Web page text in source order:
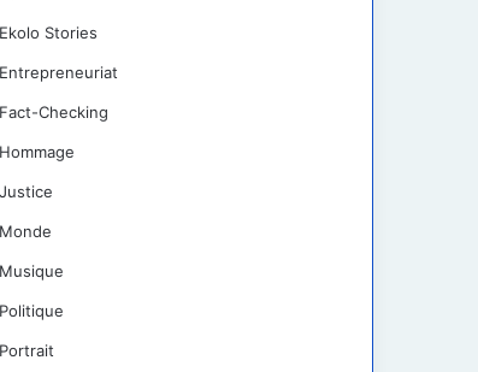
Ekolo Stories
Entrepreneuriat
Fact-Checking
Hommage
Justice
Monde
Musique
Politique
Portrait